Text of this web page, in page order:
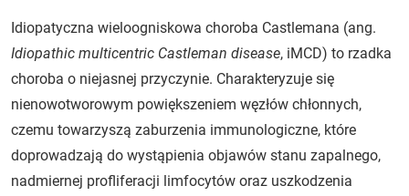
Idiopatyczna wieloogniskowa choroba Castlemana (ang.
Idiopathic multicentric Castleman disease, iMCD) to rzadka
choroba o niejasnej przyczynie. Charakteryzuje się
nienowotworowym powiększeniem węzłów chłonnych,
czemu towarzyszą zaburzenia immunologiczne, które
doprowadzają do wystąpienia objawów stanu zapalnego,
nadmiernej profliferacji limfocytów oraz uszkodzenia